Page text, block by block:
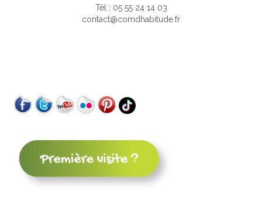
Tél : 05 55 24 14 03
contact@comdhabitude.fr